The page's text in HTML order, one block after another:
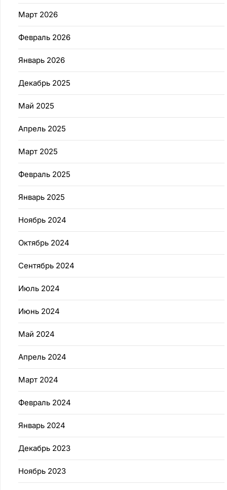
Март 2026
Февраль 2026
Январь 2026
Декабрь 2025
Май 2025
Апрель 2025
Март 2025
Февраль 2025
Январь 2025
Ноябрь 2024
Октябрь 2024
Сентябрь 2024
Июль 2024
Июнь 2024
Май 2024
Апрель 2024
Март 2024
Февраль 2024
Январь 2024
Декабрь 2023
Ноябрь 2023